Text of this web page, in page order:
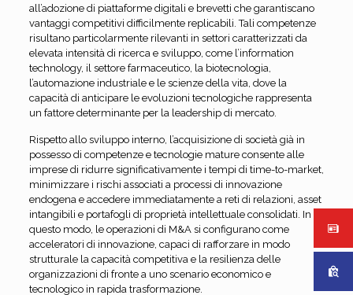
all’adozione di piattaforme digitali e brevetti che garantiscano
vantaggi competitivi difficilmente replicabili. Tali competenze
risultano particolarmente rilevanti in settori caratterizzati da
elevata intensità di ricerca e sviluppo, come l’information
technology, il settore farmaceutico, la biotecnologia,
l’automazione industriale e le scienze della vita, dove la
capacità di anticipare le evoluzioni tecnologiche rappresenta
un fattore determinante per la leadership di mercato.
Rispetto allo sviluppo interno, l’acquisizione di società già in
possesso di competenze e tecnologie mature consente alle
imprese di ridurre significativamente i tempi di time-to-market,
minimizzare i rischi associati a processi di innovazione
endogena e accedere immediatamente a reti di relazioni, asset
intangibili e portafogli di proprietà intellettuale consolidati. In
questo modo, le operazioni di M&A si configurano come
acceleratori di innovazione, capaci di rafforzare in modo
strutturale la capacità competitiva e la resilienza delle
organizzazioni di fronte a uno scenario economico e
tecnologico in rapida trasformazione.